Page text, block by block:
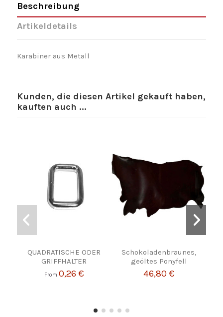
Beschreibung
Artikeldetails
Karabiner aus Metall
Kunden, die diesen Artikel gekauft haben,
kauften auch ...
QUADRATISCHE ODER
GRIFFHALTER
From 0,26 €
Schokoladenbraunes,
geöltes Ponyfell
46,80 €